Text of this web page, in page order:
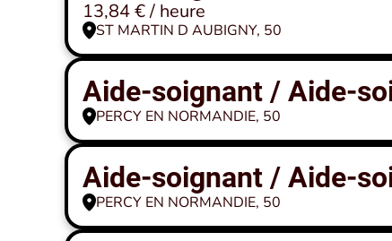
13,84 € / heure
ST MARTIN D AUBIGNY, 50
Aide-soignant / Aide-
PERCY EN NORMANDIE, 50
Aide-soignant / Aide-
PERCY EN NORMANDIE, 50